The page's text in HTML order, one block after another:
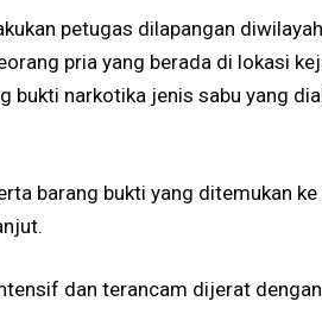
petugas dilapangan
pria yang berada di lokasi
bukti narkotika jenis sabu yang
barang bukti yang ditemukan
dan terancam dijerat